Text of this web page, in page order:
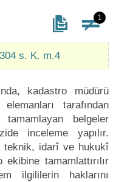
1
s. K. m.4
kadastro müdürü
tarafından
belgeler
inceleme yapılır.
teknik, idarî ve hukukî
tamamlattırılır
ilgililerin haklarını